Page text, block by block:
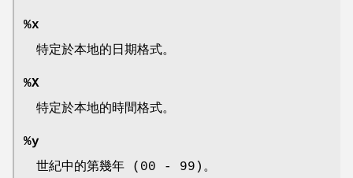
%x
特定於本地的日期格式。
%X
特定於本地的時間格式。
%y
世紀中的第幾年 (00 - 99)。